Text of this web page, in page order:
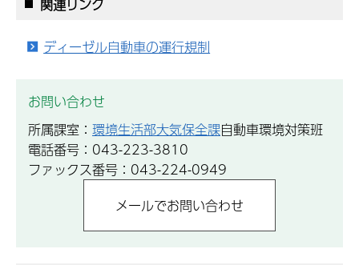
関連リンク
ディーゼル自動車の運行規制
お問い合わせ
所属課室： 環境生活部大気保全課自動車環境対策班
電話番号：043-223-3810
ファックス番号：043-224-0949